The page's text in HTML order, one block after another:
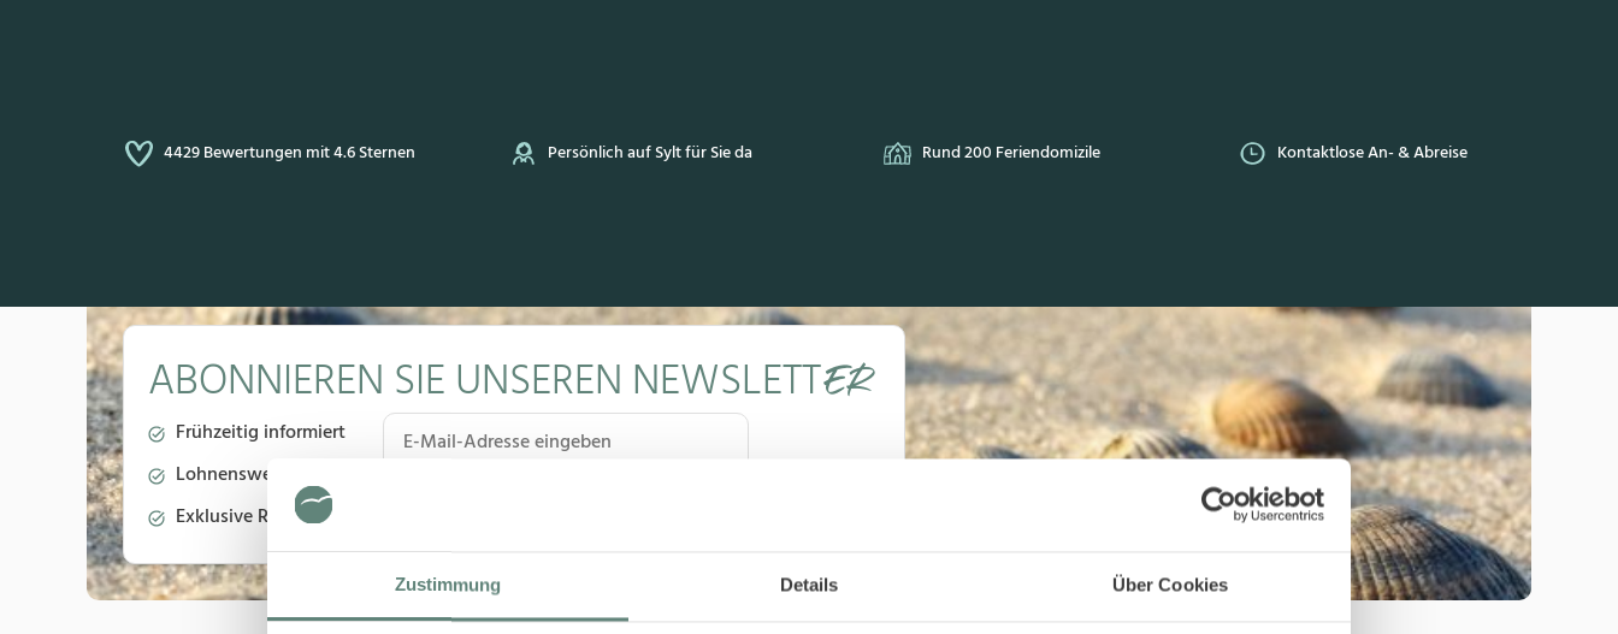
Zustimmung Details Über Cookies
4429 Bewertungen mit 4.6 Sternen Persönlich auf Sylt für Sie da Rund 200 Feriendomizile Kontaktlose An- & Abreise
ABONNIEREN SIE UNSEREN NEWSLETT ER
Frühzeitig informiert
Lohnenswerte Angebote
Exklusive Reisetipps